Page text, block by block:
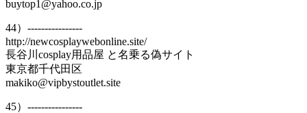
buytop1@yahoo.co.jp
44）----------------
http://newcosplaywebonline.site/
長谷川cosplay用品屋 と名乗る偽サイト
東京都千代田区
makiko@vipbystoutlet.site
45）----------------